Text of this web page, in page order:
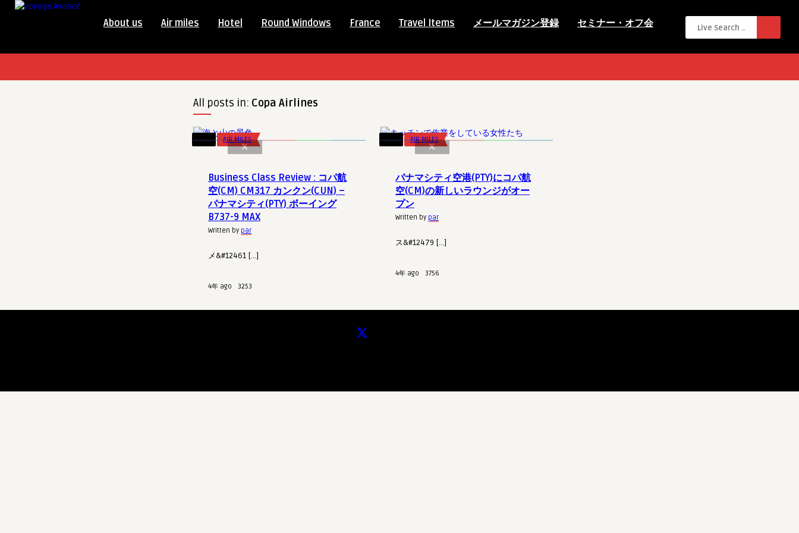
About us Air miles Hotel Round Windows France Travel Items メールマガジン登録 セミナー・オフ会
All posts in: Copa Airlines
AIR MILES
Business Class Review : コパ航
空(CM) CM317 カンクン(CUN) –
パナマシティ(PTY) ボーイング
B737-9 MAX
Written by par
メ&#12461 […]
4年 ago 3253
AIR MILES
パナマシティ空港(PTY)にコパ航
空(CM)の新しいラウンジがオー
プン
Written by par
ス&#12479 […]
4年 ago 3756